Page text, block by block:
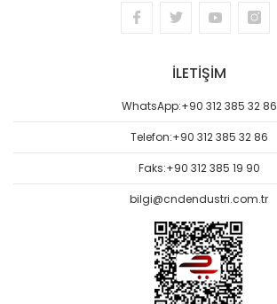
İLETİŞİM
WhatsApp:+90 312 385 32 86
Telefon:+90 312 385 32 86
Faks:+90 312 385 19 90
bilgi@cndendustri.com.tr